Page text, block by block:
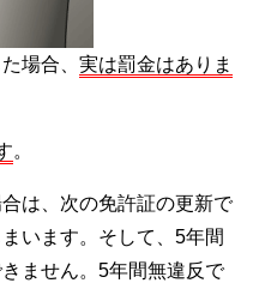
場合、 実は罰金はありま
。
は、次の免許証の更新で
います。そして、5年間
ません。5年間無違反で